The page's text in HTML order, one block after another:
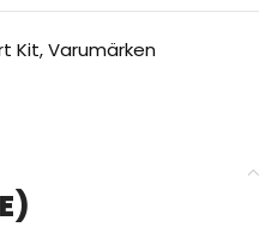
Kit,Varumärken